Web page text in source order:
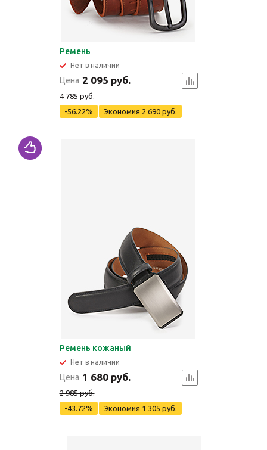
Ремень
Нет в наличии
Цена 2 095 руб.
4 785 руб.
-56.22%
Экономия 2 690 руб.
Ремень кожаный
Нет в наличии
Цена 1 680 руб.
2 985 руб.
-43.72%
Экономия 1 305 руб.